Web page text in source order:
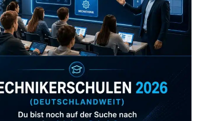
Zum Verzeichnis
Abonniere uns auch
gerne